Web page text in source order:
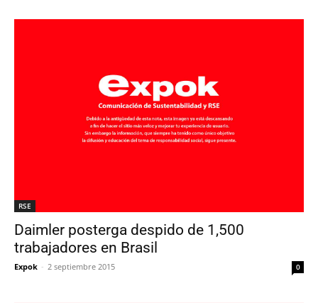
RSE
Daimler posterga despido de 1,500
trabajadores en Brasil
Expok - 2 septiembre 2015 0